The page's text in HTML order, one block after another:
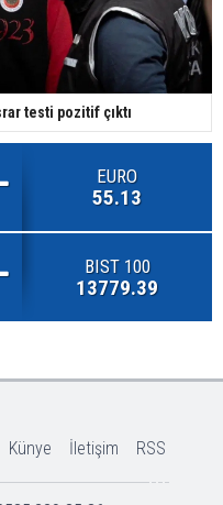
testi pozitif çıktı
EURO
55.13
BIST 100
13779.39
Künye İletişim RSS